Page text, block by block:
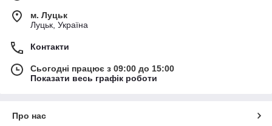
м. Луцьк
Луцьк, Україна
Контакти
Сьогодні працює з 09:00 до 15:00
Показати весь графік роботи
Про нас